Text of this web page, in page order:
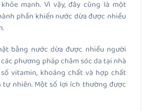
mạnh. Vì vậy, đây cũng là một
phần khiến nước dừa được nhiều
bằng nước dừa được nhiều người
phương pháp chăm sóc da tại nhà
vitamin, khoáng chất và hợp chất
tự nhiên. Một số lợi ích thường được